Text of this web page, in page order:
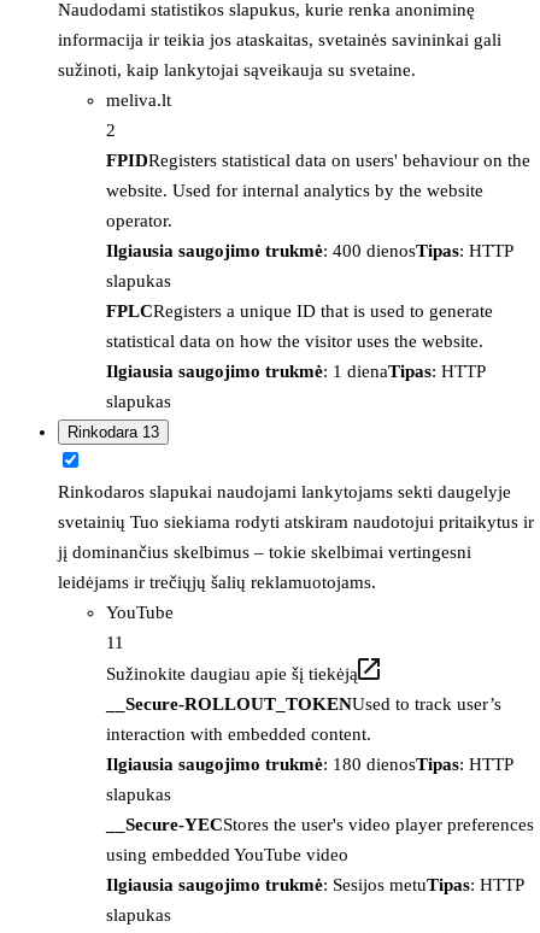
Naudodami statistikos slapukus, kurie renka anoniminę
informacija ir teikia jos ataskaitas, svetainės savininkai gali
sužinoti, kaip lankytojai sąveikauja su svetaine.
meliva.lt
2
FPIDRegisters statistical data on users' behaviour on the
website. Used for internal analytics by the website
operator.
Ilgiausia saugojimo trukmė: 400 dienosTipas: HTTP
slapukas
FPLCRegisters a unique ID that is used to generate
statistical data on how the visitor uses the website.
Ilgiausia saugojimo trukmė: 1 dienaTipas: HTTP
slapukas
Rinkodara 13
Rinkodaros slapukai naudojami lankytojams sekti daugelyje
svetainių Tuo siekiama rodyti atskiram naudotojui pritaikytus ir
jį dominančius skelbimus – tokie skelbimai vertingesni
leidėjams ir trečiųjų šalių reklamuotojams.
YouTube
11
Sužinokite daugiau apie šį tiekėją
__Secure-ROLLOUT_TOKENUsed to track user’s
interaction with embedded content.
Ilgiausia saugojimo trukmė: 180 dienosTipas: HTTP
slapukas
__Secure-YECStores the user's video player preferences
using embedded YouTube video
Ilgiausia saugojimo trukmė: Sesijos metuTipas: HTTP
slapukas